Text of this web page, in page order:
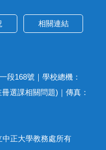
相關連結
段168號｜學校總機：
選課相關問題)｜傳真：
正大學教務處所有